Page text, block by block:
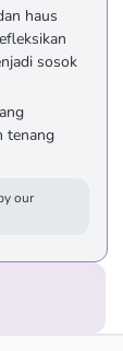
haus
sosok
tenang
our